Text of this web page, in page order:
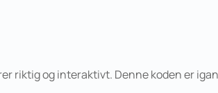
riktig og interaktivt. Denne koden er